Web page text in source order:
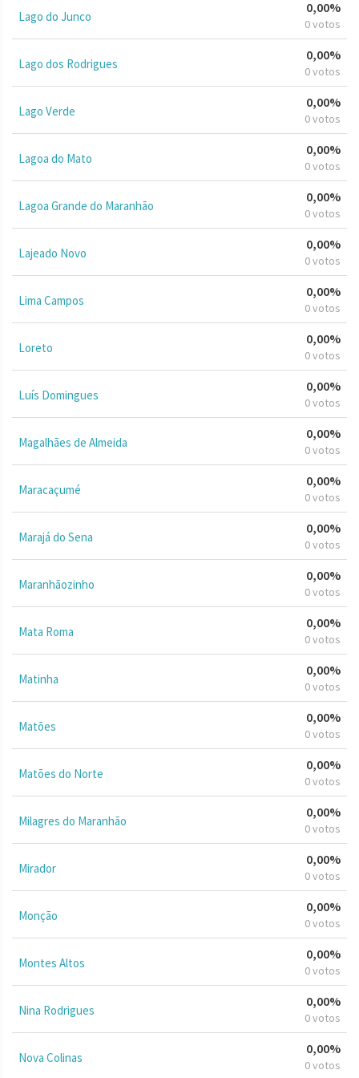
Lago do Junco
0,00%
0 votos
Lago dos Rodrigues
0,00%
0 votos
Lago Verde
0,00%
0 votos
Lagoa do Mato
0,00%
0 votos
Lagoa Grande do Maranhão
0,00%
0 votos
Lajeado Novo
0,00%
0 votos
Lima Campos
0,00%
0 votos
Loreto
0,00%
0 votos
Luís Domingues
0,00%
0 votos
Magalhães de Almeida
0,00%
0 votos
Maracaçumé
0,00%
0 votos
Marajá do Sena
0,00%
0 votos
Maranhãozinho
0,00%
0 votos
Mata Roma
0,00%
0 votos
Matinha
0,00%
0 votos
Matões
0,00%
0 votos
Matões do Norte
0,00%
0 votos
Milagres do Maranhão
0,00%
0 votos
Mirador
0,00%
0 votos
Monção
0,00%
0 votos
Montes Altos
0,00%
0 votos
Nina Rodrigues
0,00%
0 votos
Nova Colinas
0,00%
0 votos